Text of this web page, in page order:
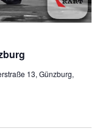
13, Günzburg,